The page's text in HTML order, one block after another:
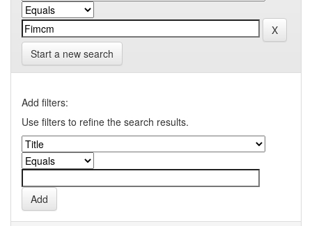
Start a new search
Add filters:
Use filters to refine the search results.